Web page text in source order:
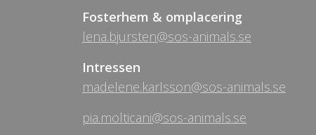
Fosterhem & omplacering
lena.bjursten@sos-animals.se
Intressen
madelene.karlsson@sos-animals.se
pia.molticani@sos-animals.se